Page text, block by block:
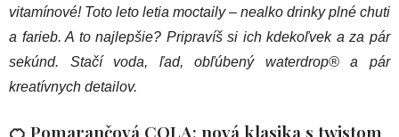
vitamínové! Toto leto letia moctaily – nealko drinky plné chuti
a farieb. A to najlepšie? Pripravíš si ich kdekoľvek a za pár
sekúnd. Stačí voda, ľad, obľúbený waterdrop® a pár
kreatívnych detailov.
🍊 Pomarančová COLA: nová klasika s twistom